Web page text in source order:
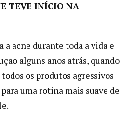
TEVE INÍCIO NA
acne durante toda a vida e
alguns anos atrás, quando
os produtos agressivos
uma rotina mais suave de